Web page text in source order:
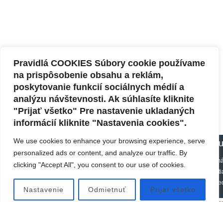
Pravidlá COOKIES Súbory cookie používame
na prispôsobenie obsahu a reklám,
poskytovanie funkcií sociálnych médií a
analýzu návštevnosti. Ak súhlasíte kliknite
"Prijať všetko" Pre nastavenie ukladaných
informácií kliknite "Nastavenia cookies".
We use cookies to enhance your browsing experience, serve
personalized ads or content, and analyze our traffic. By
clicking "Accept All", you consent to our use of cookies.
Nastavenie Odmietnuť Prijať všetko
Webové stránky môžu vo vašom prehliadači ukladať alebo načítavať
vašich nastaveniach alebo používaných zariadeniach, za účelom
Uložením potvrdíte, že ste porozumeli